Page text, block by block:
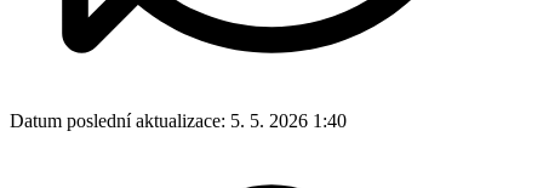
Datum poslední aktualizace: 5. 5. 2026 1:40